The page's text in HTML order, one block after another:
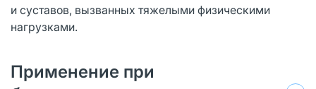
и суставов, вызванных тяжелыми физическими
нагрузками.
Применение при